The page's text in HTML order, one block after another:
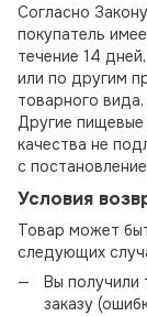
Согласно
покупатель
течение 14
или по другим
товарного
Другие
качества не
с
Условия
Товар может
следующих
Вы получили
заказу